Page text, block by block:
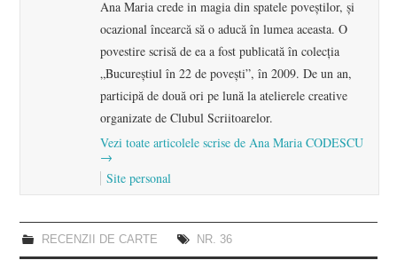
Ana Maria crede in magia din spatele poveștilor, și
ocazional încearcă să o aducă în lumea aceasta. O
povestire scrisă de ea a fost publicată în colecția
„Bucureștiul în 22 de povești”, în 2009. De un an,
participă de două ori pe lună la atelierele creative
organizate de Clubul Scriitoarelor.
Vezi toate articolele scrise de Ana Maria CODESCU
→
Site personal
RECENZII DE CARTE NR. 36